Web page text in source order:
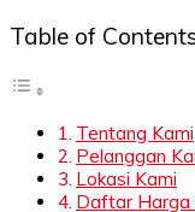
Table of
Tentang Kami
Pelanggan
Lokasi Kami
Daftar Harga